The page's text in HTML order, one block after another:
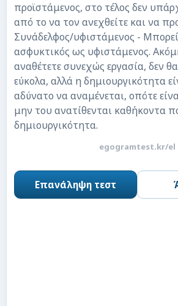
προϊστάμενος, στο τέλος δεν
από το να τον ανεχθείτε και να
Συνάδελφος/υφιστάμενος -
ασφυκτικός ως υφιστάμενος.
αναθέτετε συνεχώς εργασία, δεν
εύκολα, αλλά η δημιουργικότητα
αδύνατο να αναμένεται, οπότε
μην του ανατίθενται καθήκοντα
δημιουργικότητα.
egogramtest.kr/el
Επανάληψη τεστ